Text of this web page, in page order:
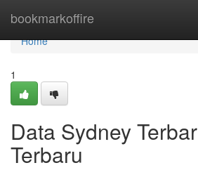
bookmarkoffire
Home
Home
1
Data Sydney
Terbaru